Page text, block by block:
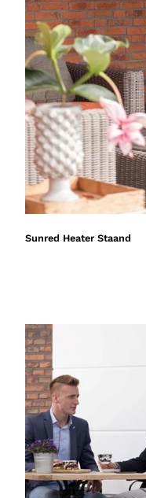
Sunred Heater Staand